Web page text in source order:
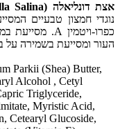
אצת דונליאלה Salina)
נוגדי חמצון טבעיים
כפרו-ויטמין A. מסייעת
העור ומסייעת בשמירה על
Parkii (Shea) Butter,
Alcohol , Cetyl
Triglyceride,
Myristic Acid,
Cetearyl Glucoside,